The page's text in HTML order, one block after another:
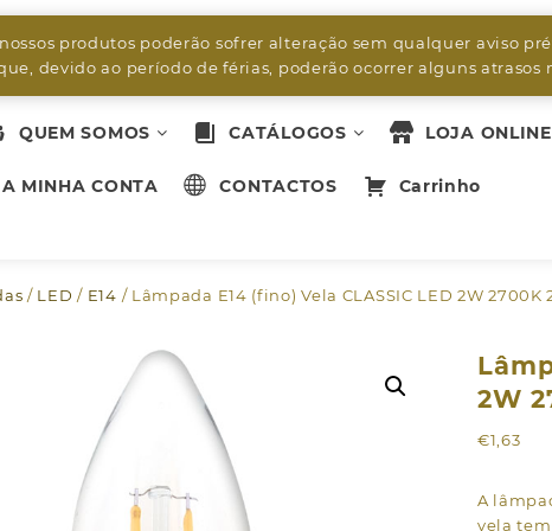
produtos poderão sofrer alteração sem qualquer aviso
devido ao período de férias, poderão ocorrer alguns atrasos
QUEM SOMOS CATÁLOGOS LOJA ONLINE
A MINHA CONTA CONTACTOS Carrinho
/ LED / E14 / Lâmpada E14 (fino) Vela CLASSIC LED 2W
2W
€1,63
A
vela